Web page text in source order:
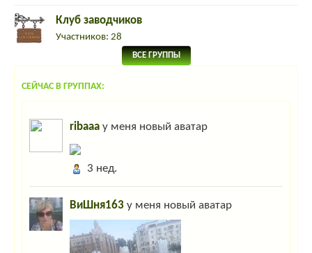
Клуб заводчиков
Участников: 28
ВСЕ ГРУППЫ
СЕЙЧАС В ГРУППАХ:
ribaaa у меня новый аватар
3 нед.
ВиШня163 у меня новый аватар